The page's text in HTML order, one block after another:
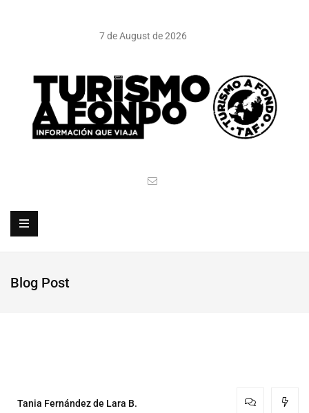
7 de August de 2026
Blog Post
Tania Fernández de Lara B.